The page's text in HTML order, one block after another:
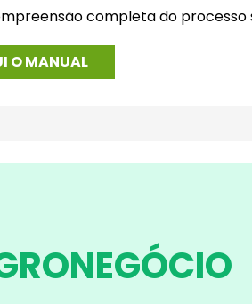
completa do processo
O MANUAL